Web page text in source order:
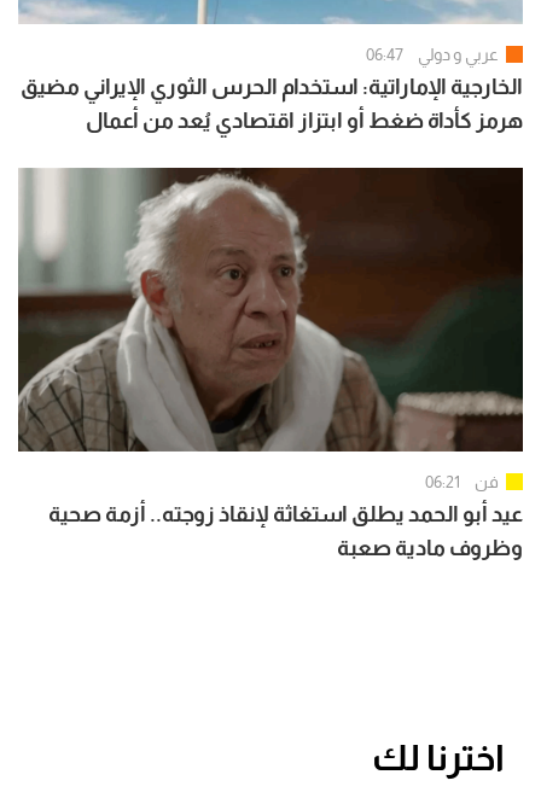
عربي و دولي 06:47
الخارجية الإماراتية: استخدام الحرس الثوري الإيراني مضيق
هرمز كأداة ضغط أو ابتزاز اقتصادي يُعد من أعمال
فن 06:21
عيد أبو الحمد يطلق استغاثة لإنقاذ زوجته.. أزمة صحية
وظروف مادية صعبة
اخترنا لك